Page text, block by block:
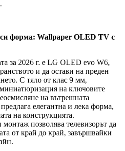
форма: Wallpaper OLED TV с
за 2026 г. е LG OLED evo W6,
и да остави на преден
С тяло от клас 9 мм,
на ключовите
на вътрешната
елегантна и лека форма,
на конструкцията.
позволява телевизорът да
от край до край, завършвайки